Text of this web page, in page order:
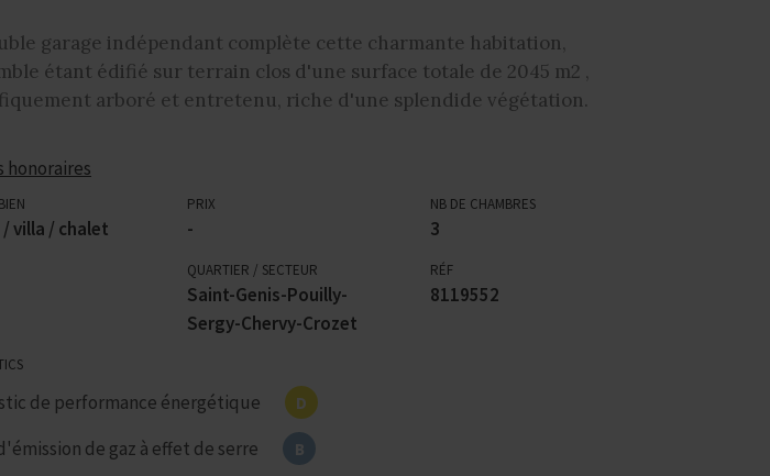
garage indépendant complète cette charmante habitation,
étant édifié sur terrain clos d'une surface totale de 2045 m2 ,
arboré et entretenu, riche d'une splendide végétation.
honoraires
/ villa / chalet
PRIX
-
NB DE CHAMBRES
3
QUARTIER / SECTEUR
Saint-Genis-Pouilly-
Sergy-Chervy-Crozet
RÉF
8119552
de performance énergétique D
de gaz à effet de serre B